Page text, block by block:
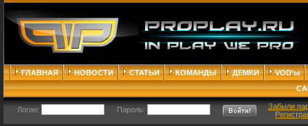
ГЛАВНАЯ НОВОСТИ СТАТЬИ КОМАНДЫ ДЕМКИ
VOD'ы
Логин: Пароль:
Забыли